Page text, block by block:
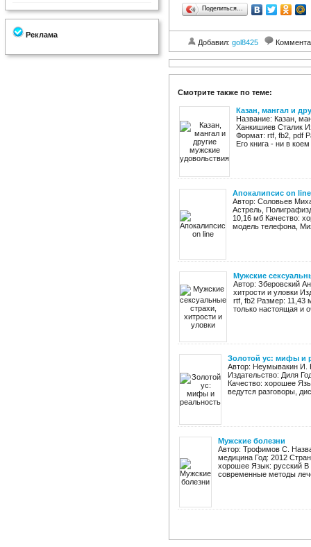
Реклама
Поделиться…
Добавил: gol8425
Смотрите также по теме:
Казан, мангал и
Название: Казан,
Ханкишиев Сталик
Формат: rtf, fb2, pdf
Его книга - ни в
Апокалипсис on line
Автор: Соловьев
Астрель,
10,16 мб Качество:
модель телефона,
Мужские
Автор: Зберовский
хитрости и уловки
rtf, fb2 Размер: 11,43
только настоящая и
Золотой ус: мифы и
Автор: Неумывакин И.
Издательство: Диля
Качество: хорошее
ведутся разговоры,
Мужские болезни
Автор: Трофимов С.
медицина Год: 2012
хорошее Язык: русский
современные методы